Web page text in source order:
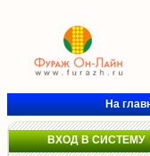
На
ВХОД В СИСТЕМУ